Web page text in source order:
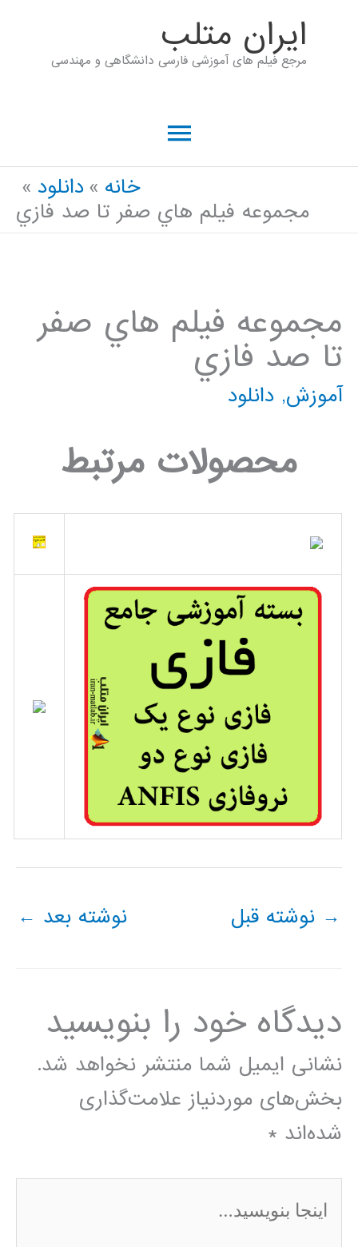
ايران متلب
مرجع فیلم های آموزشی فارسی دانشگاهی و مهندسی
فهرست
اصلیخانه
دانلود
مجموعه فيلم هاي صفر تا صد فازي
مجموعه فيلم هاي صفر
تا صد فازي
آموزش, دانلود
محصولات مرتبط
→ نوشته قبل نوشته بعد ←
دیدگاه‌ خود را بنویسید
نشانی ایمیل شما منتشر نخواهد شد.
بخش‌های موردنیاز علامت‌گذاری
شده‌اند *
اینجا
بنویسید…